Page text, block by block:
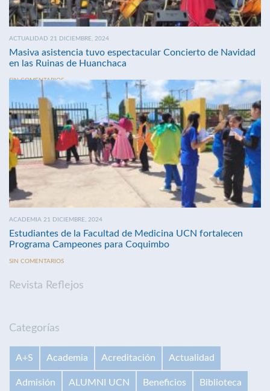
ACTUALIDAD 21 DICIEMBRE, 2024
Masiva asistencia tuvo espectacular Concierto de Navidad
en las Ruinas de Huanchaca
SIN COMENTARIOS
ACADEMIA 21 DICIEMBRE, 2024
Estudiantes de la Facultad de Medicina UCN fortalecen
Programa Campeones para Coquimbo
SIN COMENTARIOS
Revista Reflejos
Categorías
A+S Academia Acreditación Actualidad
Admisión ALUMNI UCN Beneficios Biblioteca